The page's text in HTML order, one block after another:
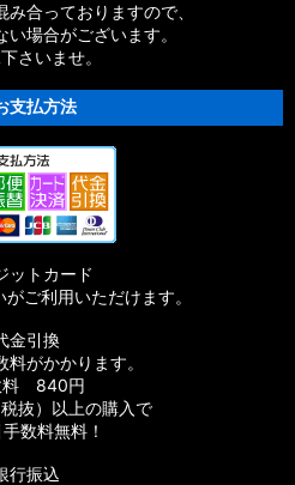
合っておりますので、
場合がございます。
さいませ。
支払方法
ットカード
ご利用いただけます。
金引換
料がかかります。
料 840円
抜）以上の購入で
数料無料！
行振込